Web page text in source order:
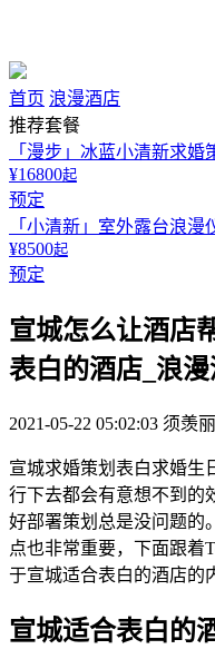
首页 浪漫酒店
推荐套餐
「漫步」冰蓝小清新求婚
¥16800起
预定
「小清新」室外露台浪漫
¥8500起
预定
宣城怎么让酒店
表白的酒店_浪
2021-05-22 05:02:03 须羡丽
宣城求婚策划表白求婚生
行下去都会有意想不到的
好部署策划总是没问题的
点也非常重要，下面跟着
于宣城适合表白的酒店的
宣城适合表白的